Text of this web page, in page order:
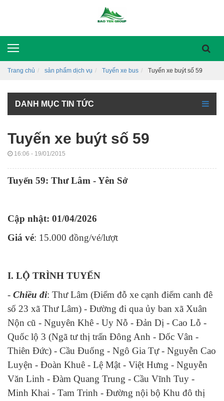
Trang chủ sản phẩm dịch vụ Tuyến xe bus Tuyến xe buýt số 59
DANH MỤC TIN TỨC
Tuyến xe buýt số 59
16:06 - 19/01/2015
Tuyến 59: Thư Lâm - Yên Sở
Cập nhật: 01/04/2026
Giá vé: 15.000 đồng/vé/lượt
I. LỘ TRÌNH TUYẾN
- Chiều đi: Thư Lâm (Điểm đỗ xe cạnh điếm canh đê
số 23 xã Thư Lâm) - Đường đi qua ủy ban xã Xuân
Nộn cũ - Nguyên Khê - Uy Nỗ - Đản Dị - Cao Lỗ -
Quốc lộ 3 (Ngã tư thị trấn Đông Anh - Dốc Vân -
Thiên Đức) - Cầu Đuống - Ngô Gia Tự - Nguyễn Cao
Luyện - Đoàn Khuê - Lệ Mật - Việt Hưng - Nguyễn
Văn Linh - Đàm Quang Trung - Cầu Vĩnh Tuy -
Minh Khai - Tam Trinh - Đường nội bộ Khu đô thị